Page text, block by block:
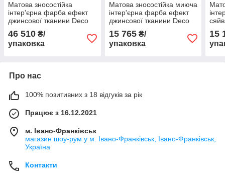
Матова зносостійка
інтер'єрна фарба ефект
джинсової тканини Deco
Terra Sabbia D’arte 15 л
46 510 ₴/
упаковка
Матова зносостійка миюча
інтер'єрна фарба ефект
джинсової тканини Deco
Terra Sabbia D’arte 5 л
15 765₴/
упаковка
15
Про нас
100% позитивних з 18 відгуків за рік
Працює з 16.12.2021
м. Івано-Франківськ
магазин шоу-рум у м. Івано-Франківськ, Івано-Франківськ,
Україна
Контакти